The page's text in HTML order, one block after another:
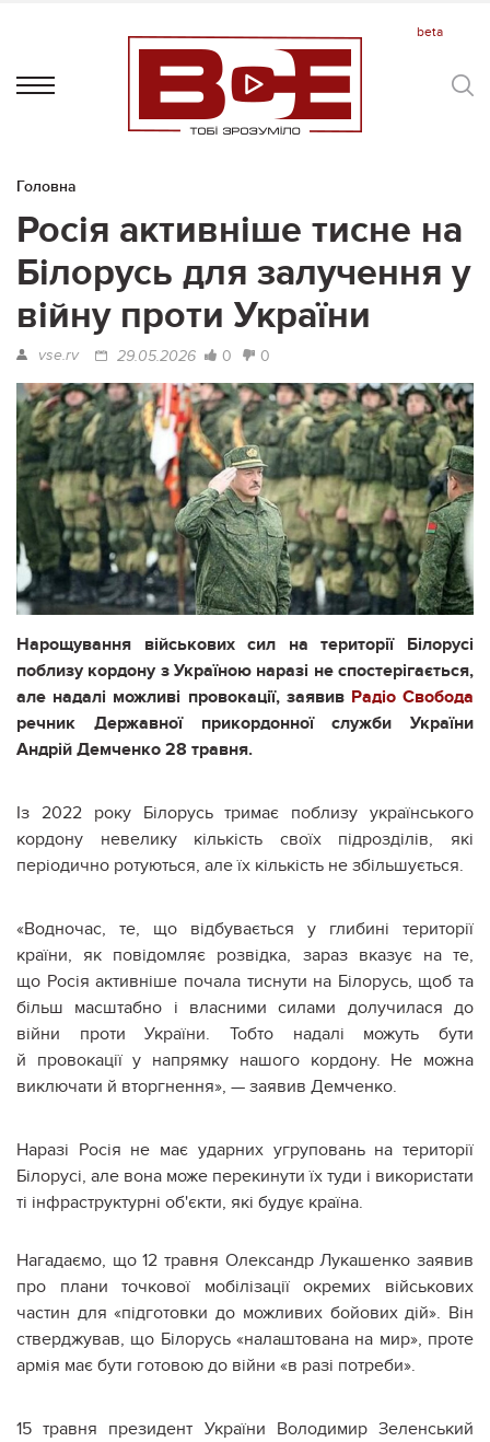
Головна
Росія активніше тисне на
Білорусь для залучення у
війну проти України
vse.rv 29.05.2026 0 0
Нарощування військових сил на території Білорусі
поблизу кордону з Україною наразі не спостерігається,
але надалі можливі провокації, заявив Радіо Свобода
речник Державної прикордонної служби України
Андрій Демченко 28 травня.
Із 2022 року Білорусь тримає поблизу українського
кордону невелику кількість своїх підрозділів, які
періодично ротуються, але їх кількість не збільшується.
«Водночас, те, що відбувається у глибині території
країни, як повідомляє розвідка, зараз вказує на те,
що Росія активніше почала тиснути на Білорусь, щоб та
більш масштабно і власними силами долучилася до
війни проти України. Тобто надалі можуть бути
й провокації у напрямку нашого кордону. Не можна
виключати й вторгнення», — заявив Демченко.
Наразі Росія не має ударних угруповань на території
Білорусі, але вона може перекинути їх туди і використати
ті інфраструктурні об'єкти, які будує країна.
Нагадаємо, що 12 травня Олександр Лукашенко заявив
про плани точкової мобілізації окремих військових
частин для «підготовки до можливих бойових дій». Він
стверджував, що Білорусь «налаштована на мир», проте
армія має бути готовою до війни «в разі потреби».
15 травня президент України Володимир Зеленський